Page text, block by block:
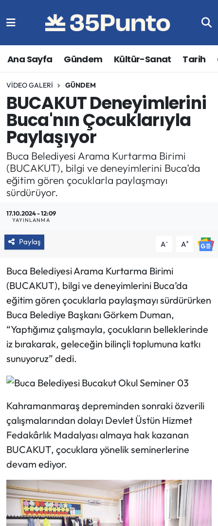
Ana Sayfa Gündem Kültür-Sanat Tarih
VIDEO GALERI GÜNDEM
BUCAKUT Deneyimlerini
Buca'nın Çocuklarıyla
Paylaşıyor
Buca Belediyesi Arama Kurtarma Birimi
(BUCAKUT), bilgi ve deneyimlerini Buca’da
eğitim gören çocuklarla paylaşmayı
sürdürüyor.
17.10.2024 - 12:09
YAYINLANMA
Paylaş A- A+
Buca Belediyesi Arama Kurtarma Birimi
(BUCAKUT), bilgi ve deneyimlerini Buca’da
eğitim gören çocuklarla paylaşmayı sürdürürken
Buca Belediye Başkanı Görkem Duman,
“Yaptığımız çalışmayla, çocukların belleklerinde
iz bırakarak, geleceğin bilinçli toplumuna katkı
sunuyoruz” dedi.
Kahramanmaraş depreminden sonraki özverili
çalışmalarından dolayı Devlet Üstün Hizmet
Fedakârlık Madalyası almaya hak kazanan
BUCAKUT, çocuklara yönelik seminerlerine
devam ediyor.